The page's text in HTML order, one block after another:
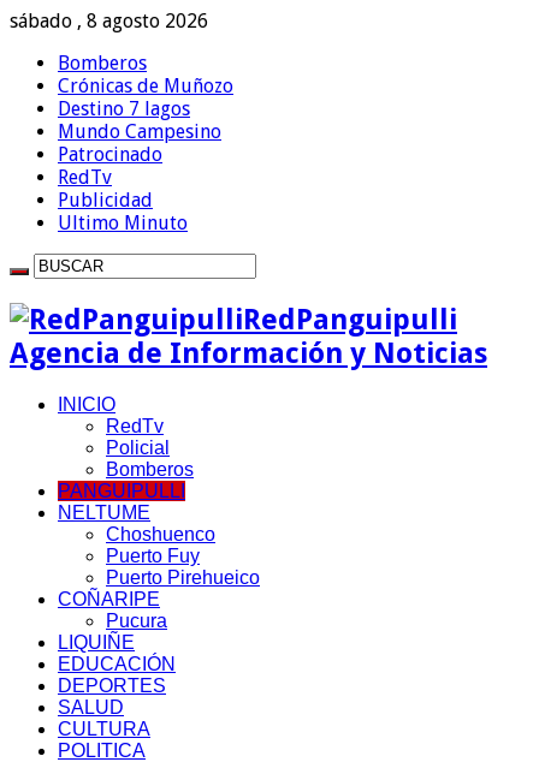
sábado , 8 agosto 2026
Bomberos
Crónicas de Muñozo
Destino 7 lagos
Mundo Campesino
Patrocinado
RedTv
Publicidad
Ultimo Minuto
RedPanguipulli
Agencia de Información y Noticias
INICIO
RedTv
Policial
Bomberos
PANGUIPULLI
NELTUME
Choshuenco
Puerto Fuy
Puerto Pirehueico
COÑARIPE
Pucura
LIQUIÑE
EDUCACIÓN
DEPORTES
SALUD
CULTURA
POLITICA